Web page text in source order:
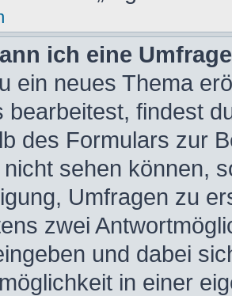
ich eine
ein neues Thema
bearbeitest, findest
des Formulars zur
sehen können,
Umfragen zu
zwei
und dabei
in einer